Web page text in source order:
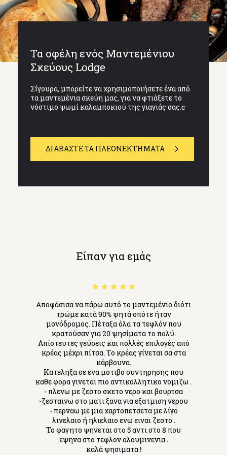
Τα οφέλη ενός Μαντεμένιου
Σκεύους Lodge
Σίγουρα, μπορείτε να χρησιμοποιήσετε ένα από
τα μαντεμένια σκεύη μας, για να φτιάξετε το
νόστιμο ψωμί καλαμποκιού της γιαγιάς σας.c
ΔΙΑΒΆΣΤΕ ΤΑ ΠΛΕΟΝΕΚΤΗΜΑΤΑ
Είπαν για εμάς
Aποφάσισα να πάρω αυτό το μαντεμένιο διότι
τρώμε κατά 90% ψητά οπότε ήταν
μονόδρομος. Πέταξα όλα τα τεφλόν που
κρατούσαν για 20 ψησίματα το πολύ.
Απίστευτες γεύσεις και πολλές επιλογές από
κρέας μέχρι πίτσα. Το κρέας γίνεται σα στα
κάρβουνα.
Κατεληξα σε ενα μοτιβο συντηρησης που
καθε φορα γινεται πιο αντικολλητικο νομιζω .
- πλενω με ζεστο σκετο νερο και βουρτσα
-ζεσταινω στο ματι ξανα για εξατμιση νερου
- περναω με μια χαρτοπετσετα με λίγο
λινελαιο ή ηλιελαιο ενω ειναι ζεστο .
Το φαγητο ψηνεται στο 5 αντι στο 8 που
εψηνα στο τεφλον αλουμινενια .
καλά ψησιματα !